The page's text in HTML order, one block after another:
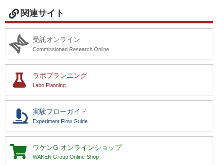
関連サイト
受託オンライン
Commissioned Research Online
ラボプランニング
Labo Planning
実験フローガイド
Experiment Flow Guide
ワケンG オンラインショップ
WAKEN Group Online-Shop